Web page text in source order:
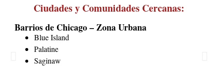
Ciudades y Comunidades Cercanas:
Barrios de Chicago – Zona Urbana
Blue Island
Palatine
Saginaw